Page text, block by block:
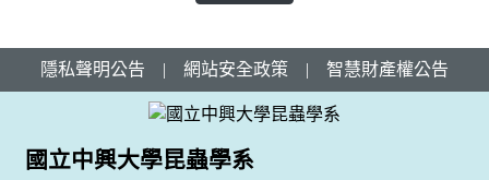
隱私聲明公告 | 網站安全政策 | 智慧財產權公告
國立中興大學昆蟲學系